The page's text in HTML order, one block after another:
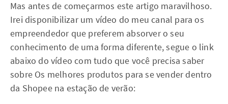
Mas antes de começarmos este artigo maravilhoso.
Irei disponibilizar um vídeo do meu canal para os
empreendedor que preferem absorver o seu
conhecimento de uma forma diferente, segue o link
abaixo do vídeo com tudo que você precisa saber
sobre Os melhores produtos para se vender dentro
da Shopee na estação de verão: